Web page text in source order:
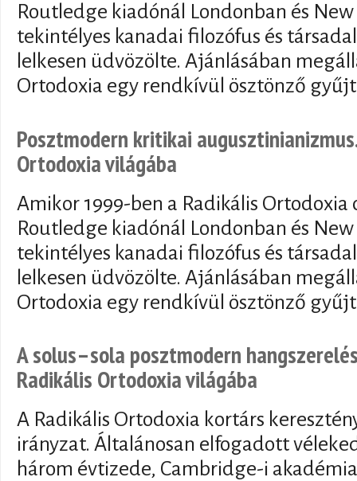
Routledge kiadónál Londonban és
tekintélyes kanadai filozófus és
lelkesen üdvözölte. Ajánlásában
Ortodoxia egy rendkívül ösztönző
Posztmodern kritikai
Ortodoxia világába
Amikor 1999-ben a Radikális
Routledge kiadónál Londonban és
tekintélyes kanadai filozófus és
lelkesen üdvözölte. Ajánlásában
Ortodoxia egy rendkívül ösztönző
A solus–sola posztmodern
Radikális Ortodoxia világába
A Radikális Ortodoxia kortárs
irányzat. Általánosan elfogadott
három évtizede, Cambridge-i